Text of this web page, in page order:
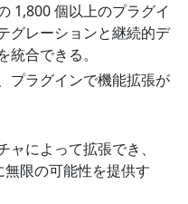
1,800 個以上のプラグイ
グレーションと継続的デ
統合できる。
プラグインで機能拡張が
によって拡張でき、
限の可能性を提供す